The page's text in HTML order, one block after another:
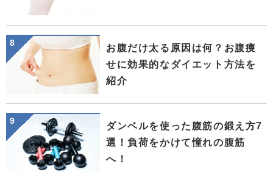
お腹だけ太る原因は何？お腹痩
せに効果的なダイエット方法を
紹介
ダンベルを使った腹筋の鍛え方7
選！負荷をかけて憧れの腹筋
へ！